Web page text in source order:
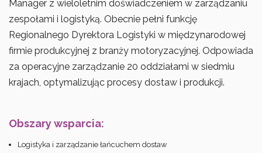
Manager z wieloletnim doświadczeniem w zarządzaniu
zespołami i logistyką. Obecnie pełni funkcję
Regionalnego Dyrektora Logistyki w międzynarodowej
firmie produkcyjnej z branży motoryzacyjnej. Odpowiada
za operacyjne zarządzanie 20 oddziałami w siedmiu
krajach, optymalizując procesy dostaw i produkcji.
Obszary wsparcia:
Logistyka i zarządzanie łańcuchem dostaw